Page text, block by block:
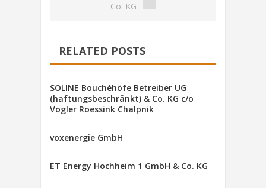
Co. KG
RELATED POSTS
SOLINE Bouchéhöfe Betreiber UG
(haftungsbeschränkt) & Co. KG c/o
Vogler Roessink Chalpnik
voxenergie GmbH
ET Energy Hochheim 1 GmbH & Co. KG